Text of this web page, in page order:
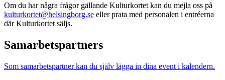
Om du har några frågor gällande Kulturkortet kan du mejla oss på
kulturkortet@helsingborg.se eller prata med personalen i entréerna
där Kulturkortet säljs.
Samarbetspartners
Som samarbetspartner kan du själv lägga in dina event i kalendern.